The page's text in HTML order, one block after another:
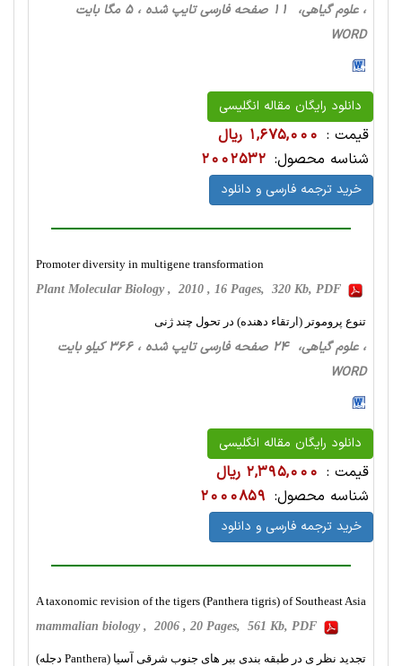
، علوم گیاهی، 11 صفحه فارسی تایپ شده ، 5 مگا بایت
WORD
دانلود رایگان مقاله انگلیسی
قیمت : 1,675,000 ریال
شناسه محصول: 2002532
خرید ترجمه فارسی و دانلود
Promoter diversity in multigene transformation
Plant Molecular Biology , 2010 , 16 Pages, 320 Kb, PDF
تنوع پروموتر (ارتقاء دهنده) در تحول چند ژنی
، علوم گیاهی، 24 صفحه فارسی تایپ شده ، 366 کیلو بایت
WORD
دانلود رایگان مقاله انگلیسی
قیمت : 2,395,000 ریال
شناسه محصول: 2000859
خرید ترجمه فارسی و دانلود
A taxonomic revision of the tigers (Panthera tigris) of Southeast Asia
mammalian biology , 2006 , 20 Pages, 561 Kb, PDF
تجدید نظر ی در طبقه بندی ببر های جنوب شرقی آسیا (Panthera دجله)